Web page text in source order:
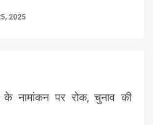
2025
के नामांकन पर रोक, चुनाव की